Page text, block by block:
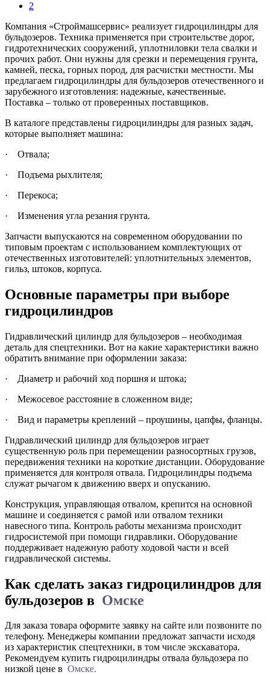
2
Компания «Строймашсервис» реализует гидроцилиндры для
бульдозеров. Техника применяется при строительстве дорог,
гидротехнических сооружений, уплотниловки тела свалки и
прочих работ. Они нужны для срезки и перемещения грунта,
камней, песка, горных пород, для расчистки местности. Мы
предлагаем гидроцилиндры для бульдозеров отечественного и
зарубежного изготовления: надежные, качественные.
Поставка – только от проверенных поставщиков.
В каталоге представлены гидроцилиндры для разных задач,
которые выполняет машина:
· Отвала;
· Подъема рыхлителя;
· Перекоса;
· Изменения угла резания грунта.
Запчасти выпускаются на современном оборудовании по
типовым проектам с использованием комплектующих от
отечественных изготовителей: уплотнительных элементов,
гильз, штоков, корпуса.
Основные параметры при выборе
гидроцилиндров
Гидравлический цилиндр для бульдозеров – необходимая
деталь для спецтехники. Вот на какие характеристики важно
обратить внимание при оформлении заказа:
· Диаметр и рабочий ход поршня и штока;
· Межосевое расстояние в сложенном виде;
· Вид и параметры креплений – проушины, цапфы, фланцы.
Гидравлический цилиндр для бульдозеров играет
существенную роль при перемещении разносортных грузов,
передвижения техники на короткие дистанции. Оборудование
применяется для контроля отвала. Гидроцилиндры подъема
служат рычагом к движению вверх и опусканию.
Конструкция, управляющая отвалом, крепится на основной
машине и соединяется с рамой или отвалом техники
навесного типа. Контроль работы механизма происходит
гидросистемой при помощи гидравлики. Оборудование
поддерживает надежную работу ходовой части и всей
гидравлической системы.
Как сделать заказ гидроцилиндров для
бульдозеров в Омске
Для заказа товара оформите заявку на сайте или позвоните по
телефону. Менеджеры компании предложат запчасти исходя
из характеристик спецтехники, в том числе экскаватора.
Рекомендуем купить гидроцилиндры отвала бульдозера по
низкой цене в Омске.